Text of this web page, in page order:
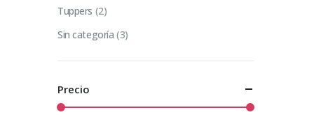
Tuppers (2)
Sin categoría (3)
Precio